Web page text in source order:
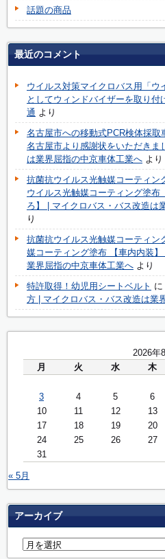
話題の商品
最近のコメント
ウイルス対策マイクロバス用「ウ
としてウィンドバイザーを取り
通 より
名古屋市への移動式PCR検体採取
名古屋市より感謝状をいただきま
は業界屈指の中京車体工業へ より
抗菌抗ウイルス光触媒コーティン
ウイルス光触媒コーティング塗布
ろ】 | マイクロバス・バス改造は
り
抗菌抗ウイルス光触媒コーティン
媒コーティング塗布 【車内内装
業界屈指の中京車体工業へ より
特許取得！幼児用シートベルト に
方 | マイクロバス・バス改造は業
2026年
月
火 水 木
3
4 5 6
10
11 12 13
17
18 19 20
24
25 26 27
31
« 5月
アーカイブ